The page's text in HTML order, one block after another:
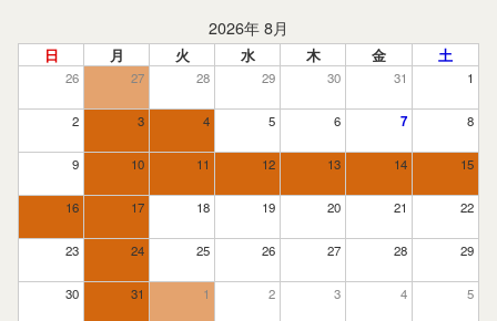
2026年 8月
日 月 火 水 木 金 土
26 27 28 29 30 31 1
2 3 4 5 6 7 8
9 10 11 12 13 14 15
16 17 18 19 20 21 22
23 24 25 26 27 28 29
30 31 1 2 3 4 5